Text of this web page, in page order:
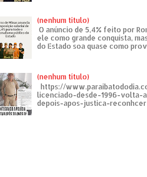
(nenhum título)
O anúncio de 5,4% feito por
ele como grande conquista,
do Estado soa quase como
(nenhum título)
https://
licenciado-desde-1996-volta-
depois-apos-justica-